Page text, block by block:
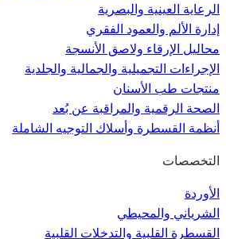
الرعاية العينية والبصرية
إدارة الألم والعمود الفقري
محاليل الإرقاء ولاصق الأنسجة
الإجراءات التجميلية والجمالية والجلدية
منتجات طب الأسنان
الصحة الرقمية والمراقبة عن بُعد
أنظمة القسطرة وأسلاك التوجيه الشاملة
التخصصات
الأوردة
الشرياني والمحيطي
القسطرة القلبية والتدخلات القلبية